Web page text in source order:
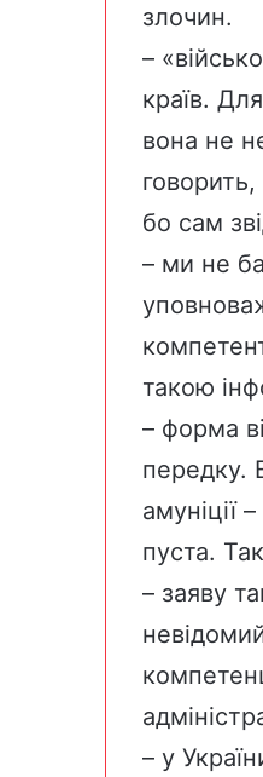
злочин.
–
країв.
вона не
бо сам
– ми не
такою
– форма
передку.
амуніції
пуста.
– заяву
– у